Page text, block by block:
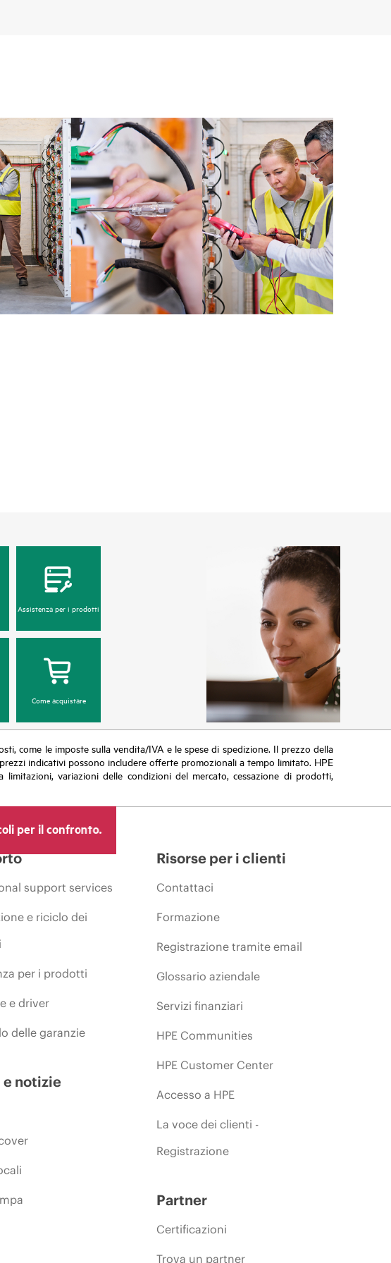
Assistenza per i prodotti
Come acquistare
come le imposte sulla vendita/IVA e le spese di spedizione. Il prezzo della
indicativi possono includere offerte promozionali a tempo limitato. HPE
variazioni delle condizioni del mercato, cessazione di prodotti,
per il confronto.
support services
e riciclo dei
per i prodotti
e driver
delle garanzie
e notizie
Risorse per i clienti
Contattaci
Formazione
Registrazione tramite email
Glossario aziendale
Servizi finanziari
HPE Communities
HPE Customer Center
Accesso a HPE
La voce dei clienti -
Registrazione
Partner
Certificazioni
Trova un partner